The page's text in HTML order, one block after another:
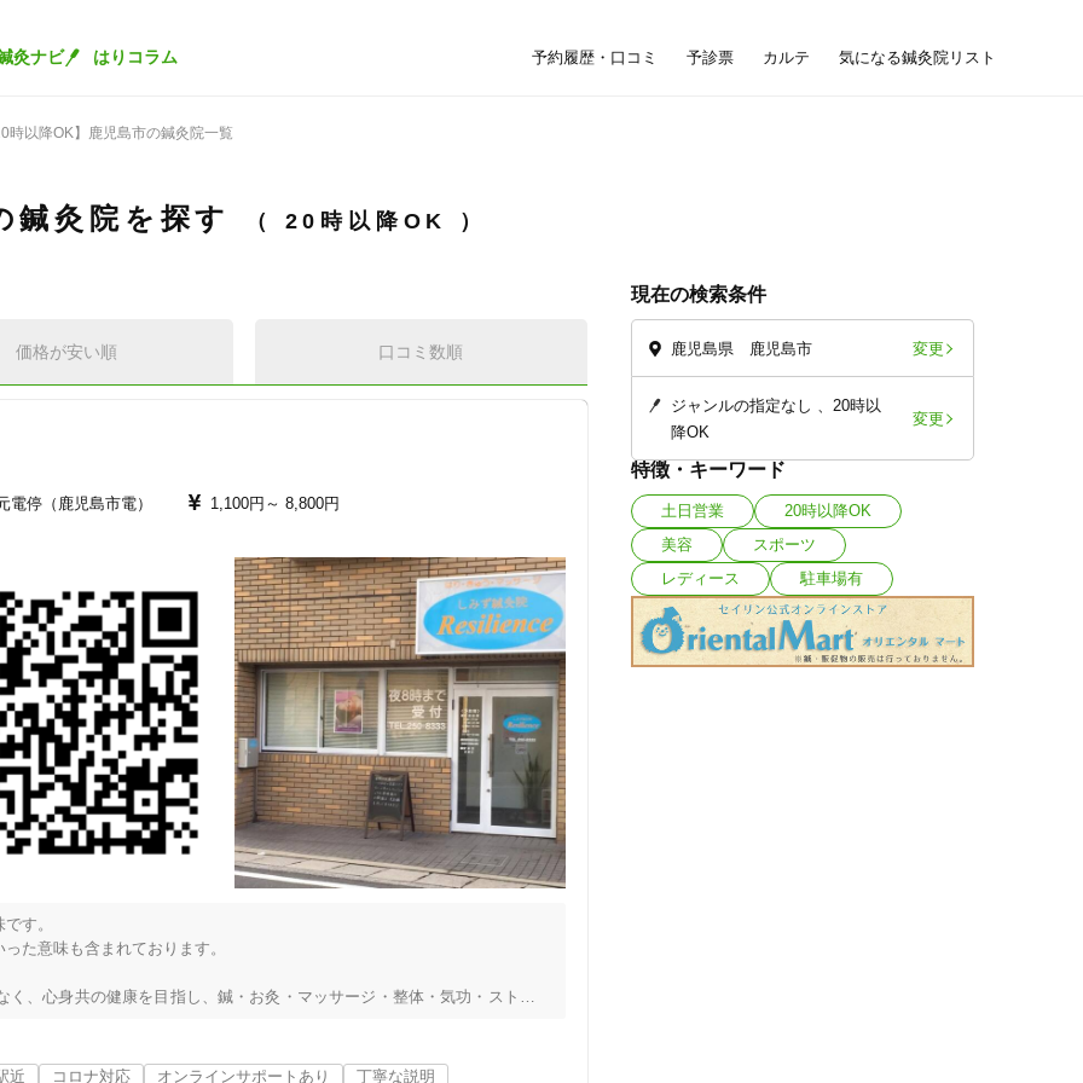
灸ナビ はりコラム 予約履歴・口コミ 予診票 カルテ 気になる鍼灸院リスト
時以降OK】鹿児島市の鍼灸院一覧
鍼灸院を探す 20時以降OK
現在の検索条件
鹿児島県 鹿児島市 変更
ジャンルの指定なし
20時以
降OK
変更
特徴・キーワード
土日営業
20時以降OK
美容
スポーツ
レディース
駐車場有
価格が安い順 口コミ数順
電停（鹿児島市電） 1,100円～ 8,800円
す。
た意味も含まれております。
、心身共の健康を目指し、鍼・お灸・マッサージ・整体・気功・ストレッ
ります。
近 コロナ対応 オンラインサポートあり
丁寧な説明